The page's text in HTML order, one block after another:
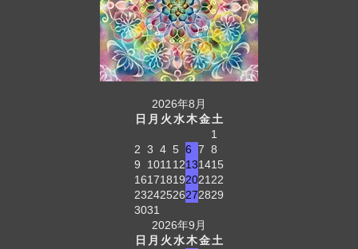
2026年8月
日 月 火水木金土
1
2 3 4 5 6 7 8
9
1011 12131415
161718192021 22
23242526272829
3031
2026年9月
日 月 火水木金土